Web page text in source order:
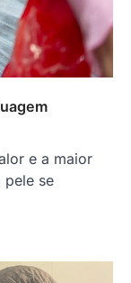
e a maior
pele se